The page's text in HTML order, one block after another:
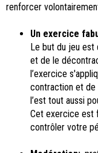
renforcer
Un exercice
Le but du jeu est
et de le
l’exercice
contraction et de
l’est tout aussi
Cet exercice est
contrôler votre